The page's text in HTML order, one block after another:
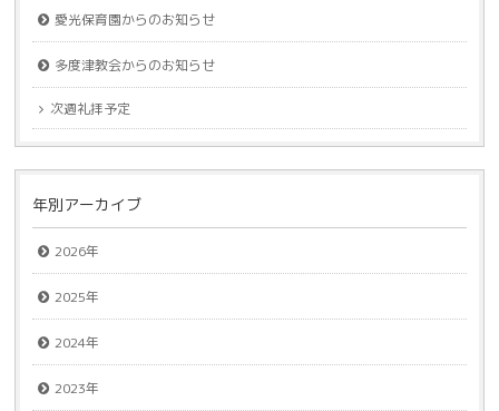
愛光保育園からのお知らせ
多度津教会からのお知らせ
次週礼拝予定
年別アーカイブ
2026年
2025年
2024年
2023年